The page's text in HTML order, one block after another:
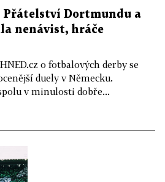
Přátelství Dortmundu a
nenávist, hráče
o fotbalových derby se
duely v Německu.
v minulosti dobře...